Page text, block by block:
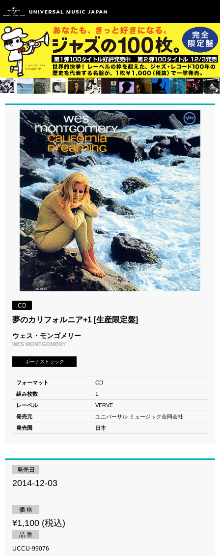
CD
夢のカリフォルニア+1 [生産限定盤]
ウェス・モンゴメリー
WES MONTGOMERY
ボーナストラック
フォーマット
CD
組み枚数
1
レーベル
VERVE
発売元
ユニバーサル ミュージック合同会社
発売国
日本
発売日
2014-12-03
価 格
¥1,100 (税込)
品 番
UCCU-99076